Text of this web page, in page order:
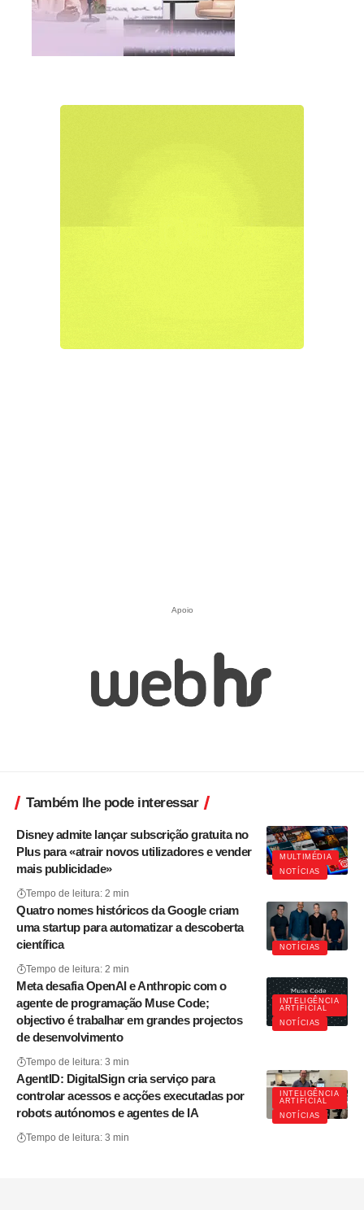
Apoio
Também lhe pode interessar
MULTIMÉDIA
NOTÍCIAS
Disney admite lançar subscrição gratuita no
Plus para «atrair novos utilizadores e vender
mais publicidade»
Tempo de leitura: 2 min
NOTÍCIAS
Quatro nomes históricos da Google criam
uma startup para automatizar a descoberta
científica
Tempo de leitura: 2 min
INTELIGÊNCIA
ARTIFICIAL
NOTÍCIAS
Meta desafia OpenAI e Anthropic com o
agente de programação Muse Code;
objectivo é trabalhar em grandes projectos
de desenvolvimento
Tempo de leitura: 3 min
INTELIGÊNCIA
ARTIFICIAL
NOTÍCIAS
AgentID: DigitalSign cria serviço para
controlar acessos e acções executadas por
robots autónomos e agentes de IA
Tempo de leitura: 3 min